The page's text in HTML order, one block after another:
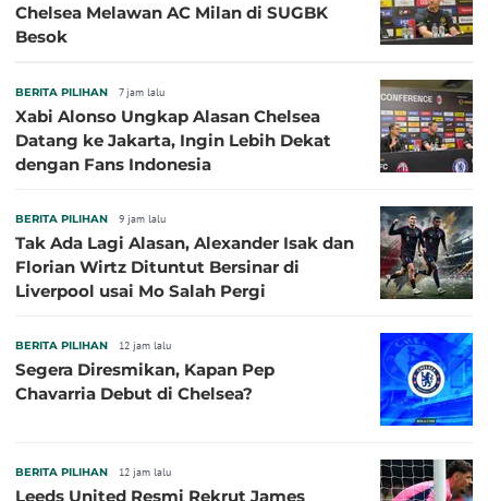
Chelsea Melawan AC Milan di SUGBK
Besok
BERITA PILIHAN 7 jam lalu
Xabi Alonso Ungkap Alasan Chelsea
Datang ke Jakarta, Ingin Lebih Dekat
dengan Fans Indonesia
BERITA PILIHAN 9 jam lalu
Tak Ada Lagi Alasan, Alexander Isak dan
Florian Wirtz Dituntut Bersinar di
Liverpool usai Mo Salah Pergi
BERITA PILIHAN 12 jam lalu
Segera Diresmikan, Kapan Pep
Chavarria Debut di Chelsea?
BERITA PILIHAN 12 jam lalu
Leeds United Resmi Rekrut James